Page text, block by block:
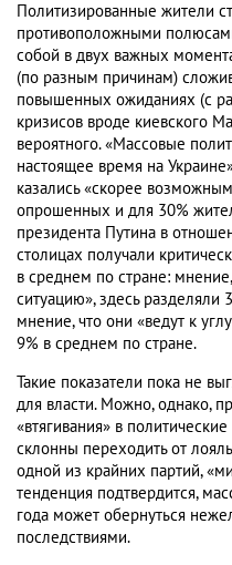
Политизированные жители
противоположными
собой в двух важных
(по разным причинам)
повышенных ожиданиях (с
кризисов вроде киевского
вероятного. «Массовые
настоящее время на
казались «скорее
опрошенных и для 30%
президента Путина в
столицах получали
в среднем по стране:
ситуацию», здесь разделяли
мнение, что они «ведут к
9% в среднем по стране.
Такие показатели пока не
для власти. Можно, однако,
«втягивания» в
склонны переходить от
одной из крайних партий,
тенденция подтвердится,
года может обернуться
последствиями.